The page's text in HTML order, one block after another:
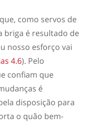
como servos de
briga é resultado de
nosso esforço vai
4.6). Pelo
confiam que
é
disposição para
o quão bem-